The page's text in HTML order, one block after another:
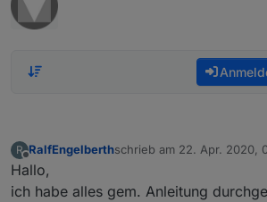
R
Offline
RalfEngelberthschrieb am 22. Apr. 2020,
zuletzt editiert von
Hallo,
ich habe alles gem. Anleitung